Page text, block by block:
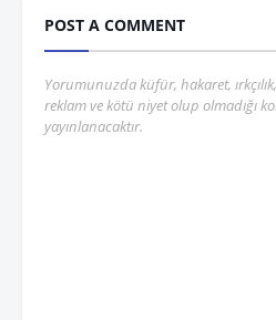
POST A COMMENT
Yorumunuzda küfür, hakaret,
reklam ve kötü niyet olup olmadığı
yayınlanacaktır.